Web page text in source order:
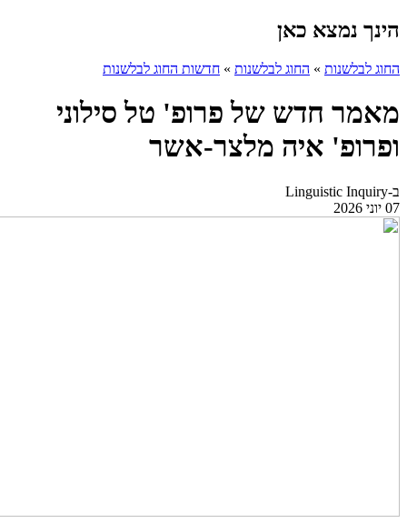
הינך נמצא כאן
החוג לבלשנות » החוג לבלשנות » חדשות החוג לבלשנות
מאמר חדש של פרופ' טל סילוני
ופרופ' איה מלצר-אשר
ב-Linguistic Inquiry
07 יוני 2026